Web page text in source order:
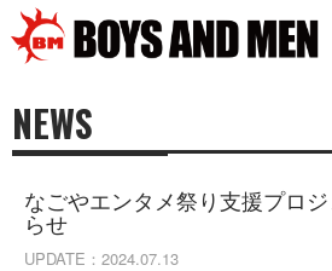
NEWS
なごやエンタメ祭り支援プロ
らせ
UPDATE 2024.07.13